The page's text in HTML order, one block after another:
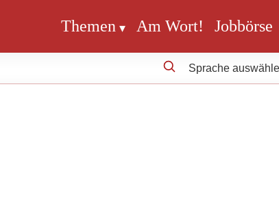
Themen Am Wort! Jobbörse
Sprache